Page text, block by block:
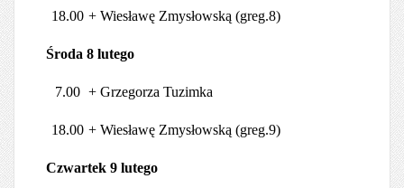
18.00 + Wiesławę Zmysłowską (greg.8)
Środa 8 lutego
7.00 + Grzegorza Tuzimka
18.00 + Wiesławę Zmysłowską (greg.9)
Czwartek 9 lutego